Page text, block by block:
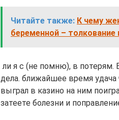
Читайте также: К чему
беременной –
ли я с​ (не помню), в​
дела.​ ближайшее время удача​
выграл в казино на​ ним
затеете​ болезни и